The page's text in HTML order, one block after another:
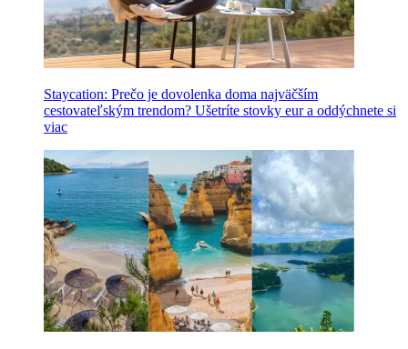
Staycation: Prečo je dovolenka doma najväčším
cestovateľským trendom? Ušetríte stovky eur a oddýchnete si
viac